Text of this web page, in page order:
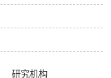
研究机构